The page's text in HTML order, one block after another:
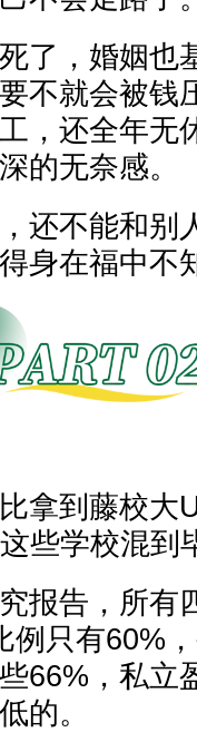
了，婚姻也
不就会被钱
，还全年无
的无奈感。
还不能和别
身在福中不
拿到藤校大
些学校混到
报告，所有
例只有60%
66%，私立
的。